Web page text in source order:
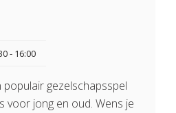
- 16:00
populair gezelschapsspel
voor jong en oud. Wens je